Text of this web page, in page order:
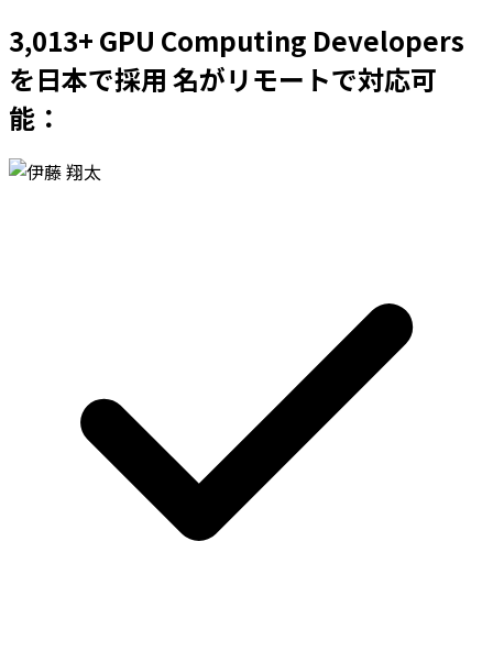
3,013+ GPU Computing Developers
を日本で採用 名がリモートで対応可
能：